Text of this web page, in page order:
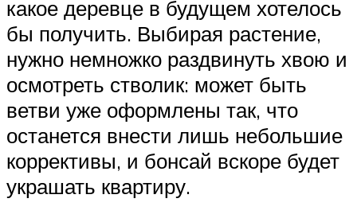
какое деревце в будущем хотелось
бы получить. Выбирая растение,
нужно немножко раздвинуть хвою и
осмотреть стволик: может быть
ветви уже оформлены так, что
останется внести лишь небольшие
коррективы, и бонсай вскоре будет
украшать квартиру.